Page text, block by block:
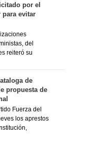
por el
para evitar
del
reiteró su
de
propuesta de
Fuerza del
los aprestos